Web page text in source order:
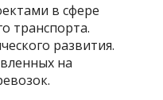
в сфере
транспорта.
развития.
на